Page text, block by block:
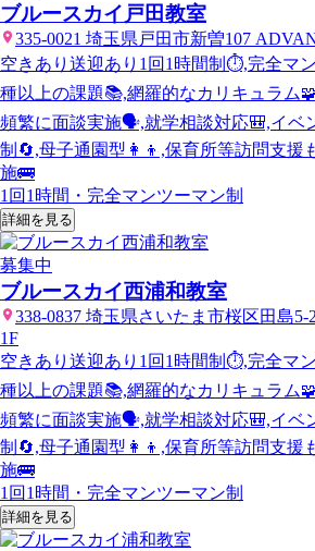
ブルースカイ戸田教室
335-0021 埼玉県戸田市新曽107
空きあり 送迎あり 1回1時間制⏱️,完全マ
種以上の課題📚,網羅的なカリキュラム
頻繁に面談実施🗣️,就学相談対応🎒,イベ
制🔄,母子通園型👩‍👦,保育所等訪問支援
施🚌
1回1時間・完全マンツーマン制
詳細を見る
募集中
ブルースカイ西浦和教室
338-0837 埼玉県さいたま市桜区田島5-
1F
空きあり 送迎あり 1回1時間制⏱️,完全マ
種以上の課題📚,網羅的なカリキュラム
頻繁に面談実施🗣️,就学相談対応🎒,イベ
制🔄,母子通園型👩‍👦,保育所等訪問支援
施🚌
1回1時間・完全マンツーマン制
詳細を見る